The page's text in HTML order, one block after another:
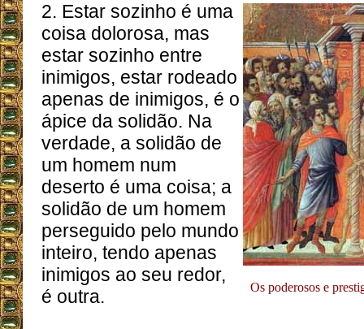
Os poderosos e
2. Estar sozinho é uma
coisa dolorosa, mas
estar sozinho entre
inimigos, estar rodeado
apenas de inimigos, é o
ápice da solidão. Na
verdade, a solidão de
um homem num
deserto é uma coisa; a
solidão de um homem
perseguido pelo mundo
inteiro, tendo apenas
inimigos ao seu redor,
é outra.